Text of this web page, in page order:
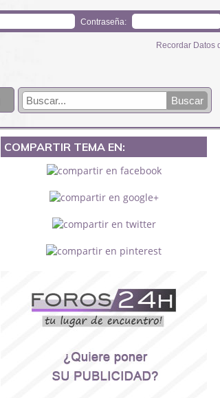
Contraseña:
Recordar Datos
COMPARTIR TEMA EN: